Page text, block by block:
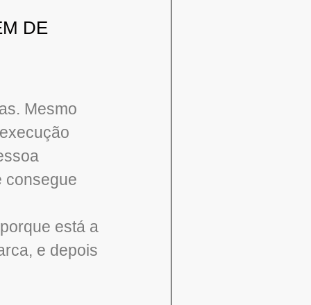
DE
Mesmo
consegue
está a
e depois